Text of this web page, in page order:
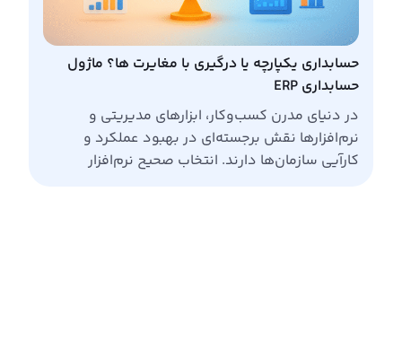
حسابداری یکپارچه یا درگیری با مغایرت ها؟ ماژول
حسابداری ERP
در دنیای مدرن کسب‌وکار، ابزارهای مدیریتی و
نرم‌افزارها نقش برجسته‌ای در بهبود عملکرد و
کارآیی سازمان‌ها دارند. انتخاب صحیح نرم‌افزار